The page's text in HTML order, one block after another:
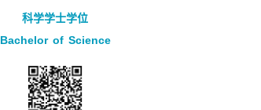
科学学士学位
Bachelor of Science